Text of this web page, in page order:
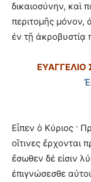
δικαιοσύνην, καὶ
περιτομῆς μόνον,
ἐν τῇ ἀκροβυστίᾳ
ΕΥΑΓΓΕΛΙΟ
Εἶπεν ὁ Κύριος ·
οἵτινες ἔρχονται
ἔσωθεν δέ εἰσιν
ἐπιγνώσεσθε